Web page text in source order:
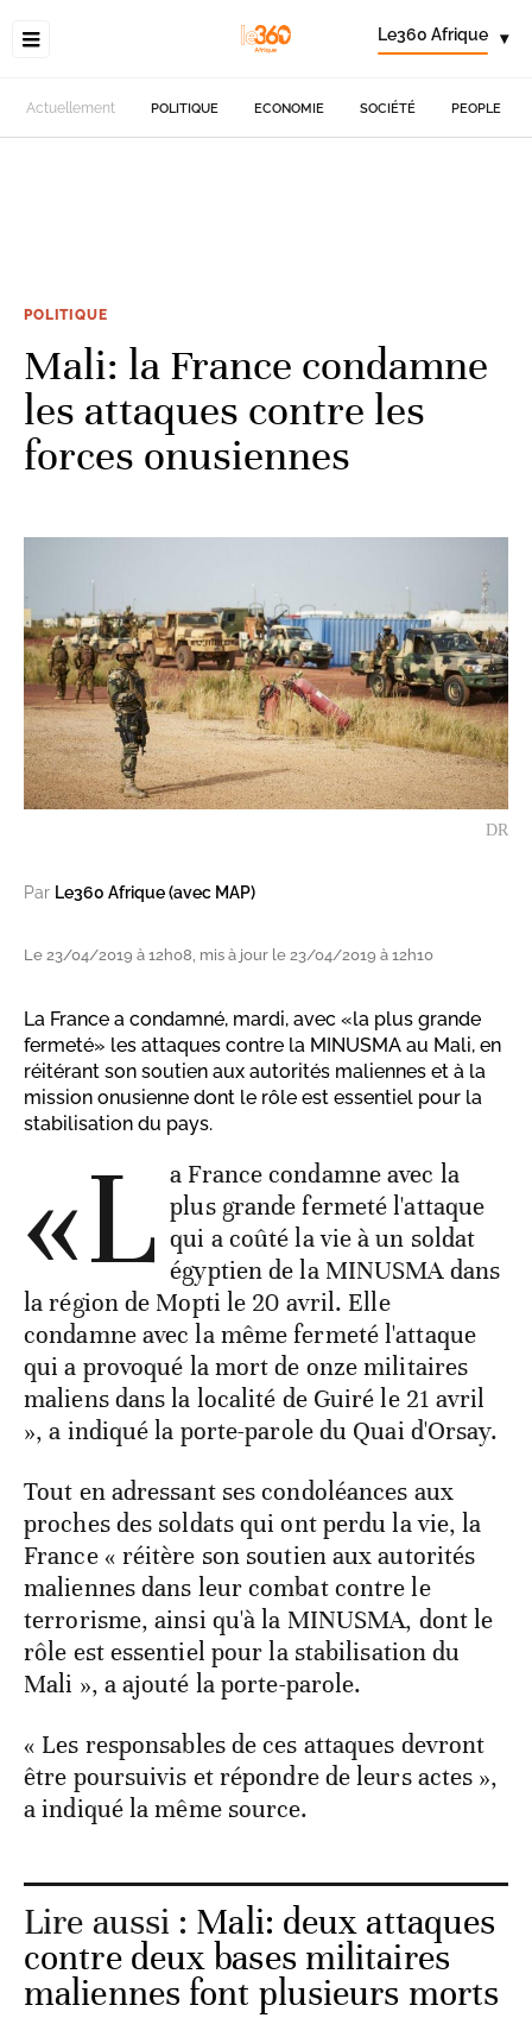
Le360 Afrique ▾
Actuellement POLITIQUE ECONOMIE SOCIÉTÉ PEOPLE
POLITIQUE
Mali: la France condamne
les attaques contre les
forces onusiennes
DR
Par Le360 Afrique (avec MAP)
Le 23/04/2019 à 12h08, mis à jour le 23/04/2019 à 12h10
La France a condamné, mardi, avec «la plus grande
fermeté» les attaques contre la MINUSMA au Mali, en
réitérant son soutien aux autorités maliennes et à la
mission onusienne dont le rôle est essentiel pour la
stabilisation du pays.
«L a France condamne avec la
plus grande fermeté l'attaque
qui a coûté la vie à un soldat
égyptien de la MINUSMA dans
la région de Mopti le 20 avril. Elle
condamne avec la même fermeté l'attaque
qui a provoqué la mort de onze militaires
maliens dans la localité de Guiré le 21 avril
», a indiqué la porte-parole du Quai d'Orsay.
Tout en adressant ses condoléances aux
proches des soldats qui ont perdu la vie, la
France « réitère son soutien aux autorités
maliennes dans leur combat contre le
terrorisme, ainsi qu'à la MINUSMA, dont le
rôle est essentiel pour la stabilisation du
Mali », a ajouté la porte-parole.
« Les responsables de ces attaques devront
être poursuivis et répondre de leurs actes »,
a indiqué la même source.
Lire aussi : Mali: deux attaques
contre deux bases militaires
maliennes font plusieurs morts